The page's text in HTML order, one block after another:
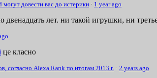
довести вас до истерики · 1 year ago
двенадцать лет. ни такой игрушки, ни
це класно
согласно Alexa Rank по итогам 2013 г. · 2 years ago